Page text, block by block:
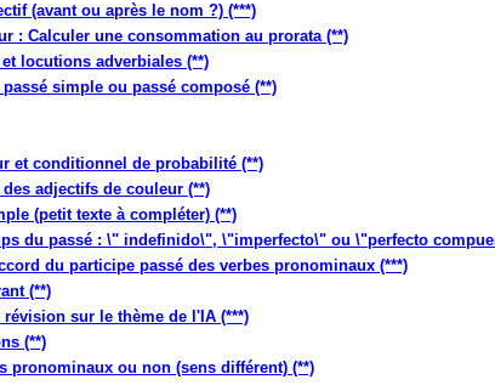
(avant ou après le nom ?) (***)
: Calculer une consommation au prorata (**)
locutions adverbiales (**)
simple ou passé composé (**)
et conditionnel de probabilité (**)
adjectifs de couleur (**)
(petit texte à compléter) (**)
du passé : \" indefinido\", \"imperfecto\" ou \"perfecto
du participe passé des verbes pronominaux (***)
(**)
sur le thème de l'IA (***)
(**)
pronominaux ou non (sens différent) (**)